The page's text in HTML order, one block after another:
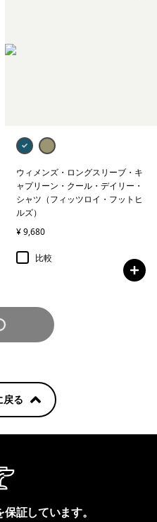
ウィメンズ・ロングスリーブ・キ
ャプリーン・クール・デイリー・
シャツ（フィッツロイ・フットヒ
ルズ）
¥ 9,680
比較
見る
戻る
証しています。